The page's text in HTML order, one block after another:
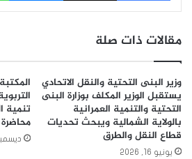
مقالات ذات صلة
وزير البنى التحتية والنقل الاتحادي
يستقبل الوزير المكلف بوزارة البنى
التحتية والتنمية العمرانية
بالولاية الشمالية ويبحث تحديات
قطاع النقل والطرق
يونيو 16, 2026
تنمية
ديسمبر 2,